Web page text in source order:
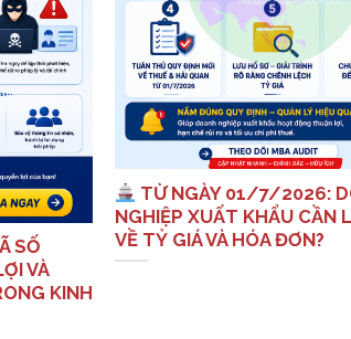
SỐ
VÀ
KINH
TỪ NGÀY 01/7/2026:
NGHIỆP XUẤT KHẨU CẦN
VỀ TỶ GIÁ VÀ HÓA ĐƠN?